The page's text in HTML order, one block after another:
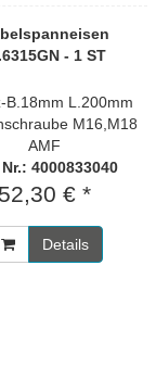
- 1 ST
B.18mm L.200mm
M16,M18
AMF
4000833040
€ *
Details